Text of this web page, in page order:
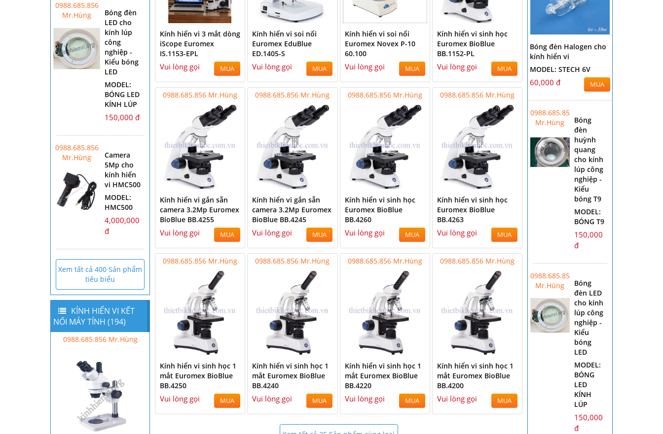
Kính hiển vi 3 mắt dòng
iScope Euromex
IS.1153-EPL
Vui lòng gọi MUA
Kính hiển vi soi nổi
Euromex EduBlue
ED.1405-S
Vui lòng gọi MUA
Kính hiển vi soi nổi
Euromex Novex P-10
60.100
Vui lòng gọi MUA
Kính hiển vi sinh học
Euromex BioBlue
BB.1152-PL
Vui lòng gọi MUA
0988.685.856 Mr.Hùng
Kính hiển vi gắn sẵn
camera 3.2Mp Euromex
BioBlue BB.4255
Vui lòng gọi MUA
0988.685.856 Mr.Hùng
Kính hiển vi gắn sẵn
camera 3.2Mp Euromex
BioBlue BB.4245
Vui lòng gọi MUA
0988.685.856 Mr.Hùng
Kính hiển vi sinh học
Euromex BioBlue
BB.4260
Vui lòng gọi MUA
0988.685.856 Mr.Hùng
Kính hiển vi sinh học
Euromex BioBlue
BB.4263
Vui lòng gọi MUA
0988.685.856 Mr.Hùng
Kính hiển vi sinh học 1
mắt Euromex BioBlue
BB.4250
Vui lòng gọi MUA
0988.685.856 Mr.Hùng
Kính hiển vi sinh học 1
mắt Euromex BioBlue
BB.4240
Vui lòng gọi MUA
0988.685.856 Mr.Hùng
Kính hiển vi sinh học 1
mắt Euromex BioBlue
BB.4220
Vui lòng gọi MUA
0988.685.856 Mr.Hùng
Kính hiển vi sinh học 1
mắt Euromex BioBlue
BB.4200
Vui lòng gọi MUA
0988.685.856
Mr.Hùng
Bóng đèn
LED cho
kính lúp
công
nghiệp -
Kiểu bóng
LED
MODEL:
BÓNG LED
KÍNH LÚP
150,000 đ
0988.685.856
Mr.Hùng
Camera
5Mp cho
kính hiển
vi HMC500
MODEL:
HMC500
4,000,000
đ
Xem tất cả 400 Sản phẩm
tiêu biểu
KÍNH HIỂN VI KẾT
NỐI MÁY TÍNH (194)
Mr.Hùng Mr Hùng - 0988.685.856 0988.685.856 Mr.Hùng
Bóng đèn Halogen cho
kính hiển vi
MODEL: STECH 6V
60,000 đ MUA
0988.685.856
Mr.Hùng
Bóng
đèn
huỳnh
quang
cho kính
lúp công
nghiệp -
Kiểu
bóng T9
MODEL:
BÓNG T9
150,000
đ
0988.685.856
Mr.Hùng
Bóng
đèn LED
cho kính
lúp công
nghiệp -
Kiểu
bóng
LED
MODEL:
BÓNG
LED
KÍNH
LÚP
150,000
đ